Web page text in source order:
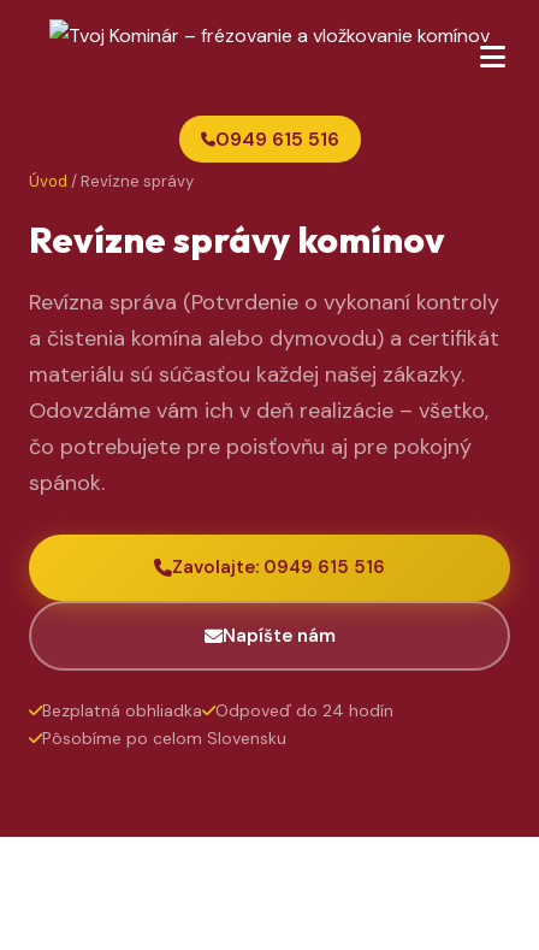
0949 615 516
Úvod / Revízne správy
Revízne správy komínov
Revízna správa (Potvrdenie o vykonaní kontroly
a čistenia komína alebo dymovodu) a certifikát
materiálu sú súčasťou každej našej zákazky.
Odovzdáme vám ich v deň realizácie – všetko,
čo potrebujete pre poisťovňu aj pre pokojný
spánok.
Zavolajte: 0949 615 516
Napíšte nám
Bezplatná obhliadka
Odpoveď do 24 hodín
Pôsobíme po celom Slovensku